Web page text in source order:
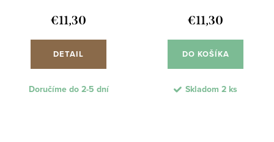
€11,30
DETAIL
Doručíme do 2-5 dní
€11,30
DO KOŠÍKA
Skladom 2 ks